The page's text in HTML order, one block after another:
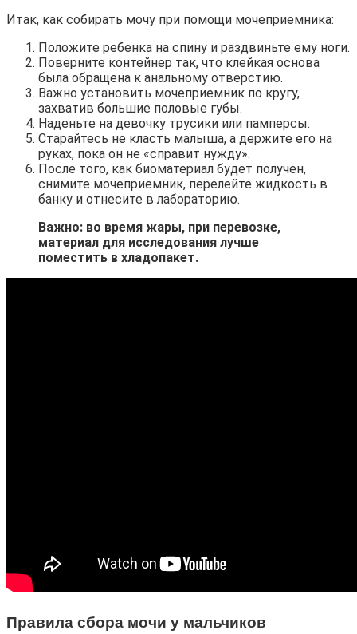
Итак, как собирать мочу при помощи мочеприемника:
Положите ребенка на спину и раздвиньте ему ноги.
Поверните контейнер так, что клейкая основа
была обращена к анальному отверстию.
Важно установить мочеприемник по кругу,
захватив большие половые губы.
Наденьте на девочку трусики или памперсы.
Старайтесь не класть малыша, а держите его на
руках, пока он не «справит нужду».
После того, как биоматериал будет получен,
снимите мочеприемник, перелейте жидкость в
банку и отнесите в лабораторию.
Важно: во время жары, при перевозке,
материал для исследования лучше
поместить в хладопакет.
Правила сбора мочи у мальчиков